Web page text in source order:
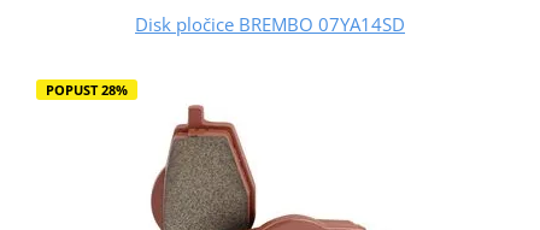
Disk pločice BREMBO 07YA14SD
POPUST 28%